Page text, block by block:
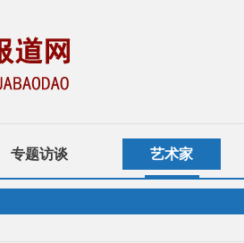
专题访谈 艺术家